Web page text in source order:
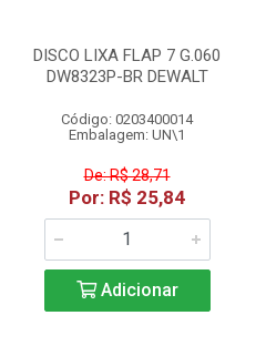
DISCO LIXA FLAP 7 G.060
DW8323P-BR DEWALT
Código: 0203400014
Embalagem: UN\1
De: R$ 28,71
Por: R$ 25,84
Adicionar